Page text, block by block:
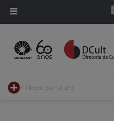
< Olhos do Futuro